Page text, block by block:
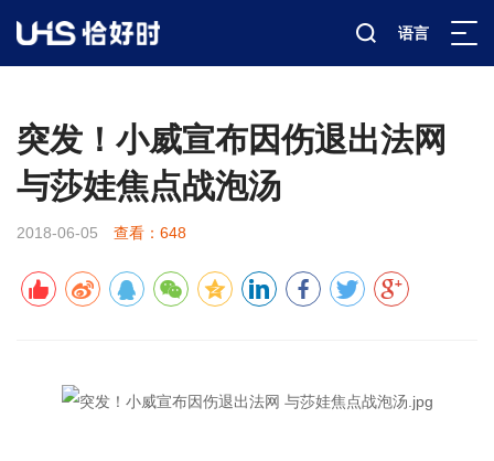
语言
> 新闻资讯 > 赛事报道
突发！小威宣布因伤退出法网
与莎娃焦点战泡汤
2018-06-05 查看：648